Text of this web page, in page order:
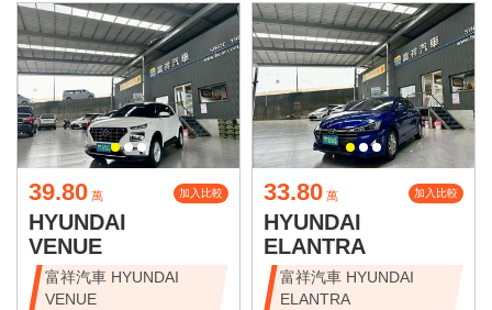
39.80 萬 加入比較
HYUNDAI
VENUE
富祥汽車 HYUNDAI
VENUE
33.80 萬 加入比較
HYUNDAI
ELANTRA
富祥汽車 HYUNDAI
ELANTRA